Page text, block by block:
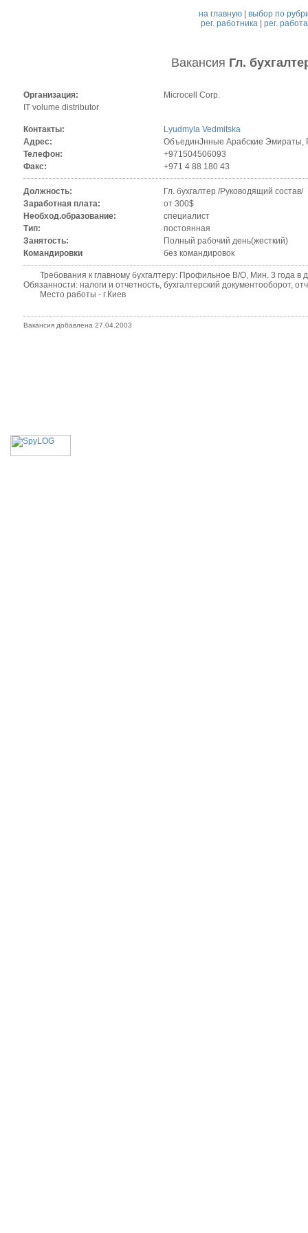
на главную |выбор по
рег. работника| рег.
Вакансия Гл.
Организация:
Microcell Corp.
IT volume distributor
Контакты:
Lyudmyla Vedmitska
Адрес:
ОбъединЈнные Арабские Эмираты,
Телефон:
+971504506093
Факс:
+971 4 88 180 43
Должность:
Гл. бухгалтер /Руководящий состав/
Заработная плата:
от 300$
Необход.образование:
специалист
Тип:
постоянная
Занятость:
Полный рабочий день(жесткий)
Командировки
без командировок
Требования к главному бухгалтеру: Профильное В/О, Мин. 3 года в
Обязанности: налоги и отчетность, бухгалтерский документооборот,
Место работы - г.Киев
Вакансия добавлена 27.04.2003